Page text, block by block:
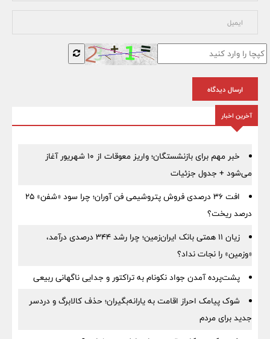
ارسال دیدگاه
آخرین اخبار
خبر مهم برای بازنشستگان؛ واریز معوقات از ۱۰ شهریور آغاز
می‌شود + جدول جزئیات
افت ۳۶ درصدی فروش پتروشیمی فن آوران؛ چرا سود «شفن» ۲۵
درصد ریخت؟
زیان ۱۱ همتی بانک ایران‌زمین؛ چرا رشد ۳۴۴ درصدی درآمد،
«وزمین» را نجات نداد؟
پشت‌پرده آمدن جواد نکونام به تراکتور و جدایی ناگهانی ربیعی
شوک پیامک احراز اقامت به یارانه‌بگیران؛ حذف کالابرگ و دردسر
جدید برای مردم